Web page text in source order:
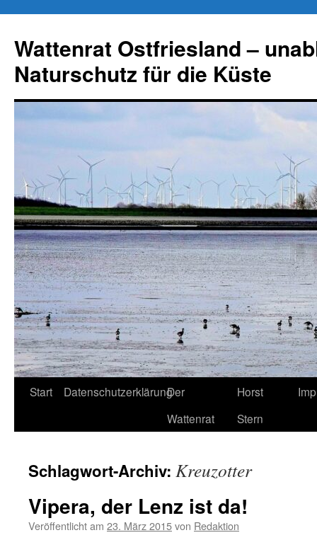
springen
Wattenrat Ostfriesland –
Naturschutz für die Küste
Start DatenschutzerklärungDer
Wattenrat
Horst
Stern
Schlagwort-Archiv: Kreuzotter
Vipera, der Lenz ist da!
Veröffentlicht am 23. März 2015von Redaktion